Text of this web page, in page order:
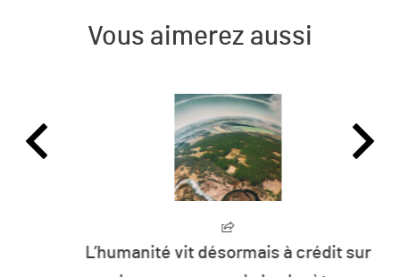
Vous aimerez aussi
L’humanité vit désormais à crédit sur